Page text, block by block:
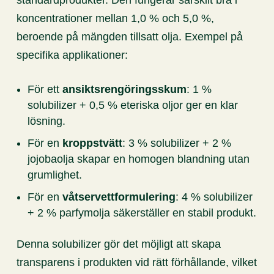
koncentrationer mellan 1,0 % och 5,0 %,
beroende på mängden tillsatt olja. Exempel på
specifika applikationer:
För ettansiktsrengöringsskum: 1 %
solubilizer + 0,5 % eteriska oljor ger en klar
lösning.
För en kroppstvätt: 3 % solubilizer + 2 %
jojobaolja skapar en homogen blandning utan
grumlighet.
För envåtservettformulering: 4 % solubilizer
+ 2 % parfymolja säkerställer en stabil produkt.
Denna solubilizer gör det möjligt att skapa
transparens i produkten vid rätt förhållande, vilket